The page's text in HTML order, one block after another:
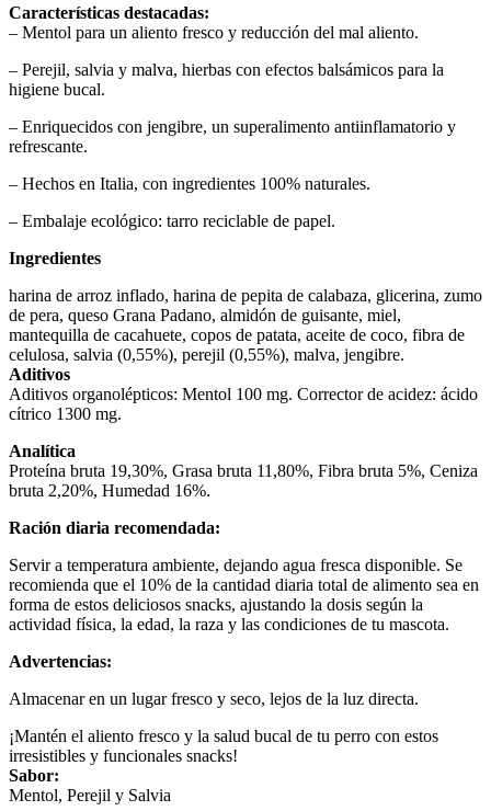
Características destacadas:
– Mentol para un aliento fresco y reducción del mal aliento.
– Perejil, salvia y malva, hierbas con efectos balsámicos para la
higiene bucal.
– Enriquecidos con jengibre, un superalimento antiinflamatorio y
refrescante.
– Hechos en Italia, con ingredientes 100% naturales.
– Embalaje ecológico: tarro reciclable de papel.
Ingredientes
harina de arroz inflado, harina de pepita de calabaza, glicerina, zumo
de pera, queso Grana Padano, almidón de guisante, miel,
mantequilla de cacahuete, copos de patata, aceite de coco, fibra de
celulosa, salvia (0,55%), perejil (0,55%), malva, jengibre.
Aditivos
Aditivos organolépticos: Mentol 100 mg. Corrector de acidez: ácido
cítrico 1300 mg.
Analítica
Proteína bruta 19,30%, Grasa bruta 11,80%, Fibra bruta 5%, Ceniza
bruta 2,20%, Humedad 16%.
Ración diaria recomendada:
Servir a temperatura ambiente, dejando agua fresca disponible. Se
recomienda que el 10% de la cantidad diaria total de alimento sea en
forma de estos deliciosos snacks, ajustando la dosis según la
actividad física, la edad, la raza y las condiciones de tu mascota.
Advertencias:
Almacenar en un lugar fresco y seco, lejos de la luz directa.
¡Mantén el aliento fresco y la salud bucal de tu perro con estos
irresistibles y funcionales snacks!
Sabor:
Mentol, Perejil y Salvia